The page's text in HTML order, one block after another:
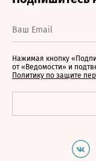
Нажимая кнопку
от «Ведомости» и
Политику по защите